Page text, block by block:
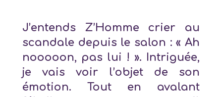
J’entends Z’Homme crier au
scandale depuis le salon : « Ah
nooooon, pas lui ! ». Intriguée,
je vais voir l’objet de son
émotion. Tout en avalant